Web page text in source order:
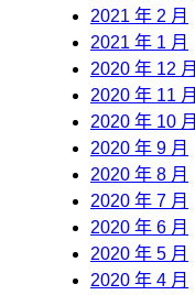
2021 年 2 月
2021 年 1 月
2020 年 12 月
2020 年 11 月
2020 年 10 月
2020 年 9 月
2020 年 8 月
2020 年 7 月
2020 年 6 月
2020 年 5 月
2020 年 4 月